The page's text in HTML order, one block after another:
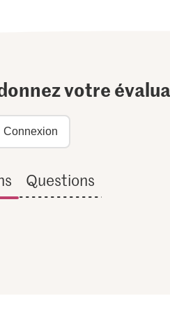
votre
Connexion
Questions